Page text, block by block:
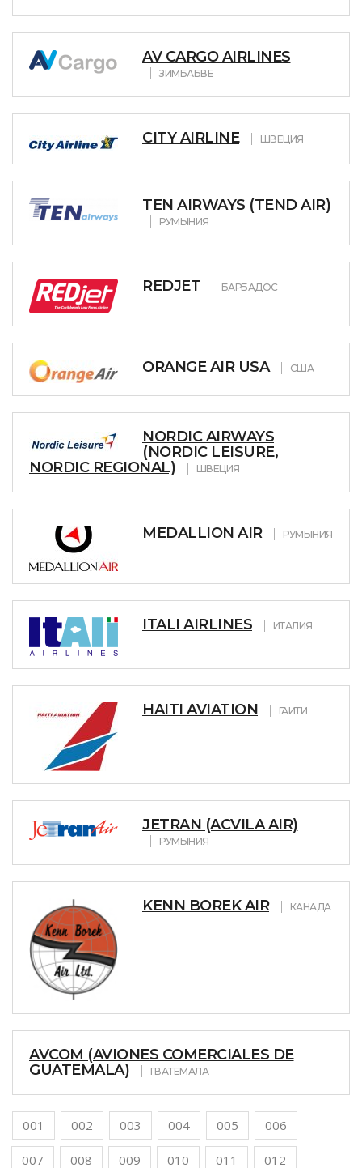
AV CARGO AIRLINES
ЗИМБАБВЕ
CITY AIRLINE ШВЕЦИЯ
TEN AIRWAYS (TEND AIR)
РУМЫНИЯ
REDJET БАРБАДОС
ORANGE AIR USA США
NORDIC AIRWAYS
(NORDIC LEISURE,
NORDIC REGIONAL)
ШВЕЦИЯ
MEDALLION AIR РУМЫНИЯ
ITALI AIRLINES ИТАЛИЯ
HAITI AVIATION ГАИТИ
JETRAN (ACVILA AIR)
РУМЫНИЯ
KENN BOREK AIR КАНАДА
AVCOM (AVIONES COMERCIALES DE
GUATEMALA)
ГВАТЕМАЛА
001 002 003 004 005 006
007 008 009 010 011 012